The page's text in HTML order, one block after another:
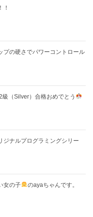
！
プの硬さでパワーコントロール
（Silver）合格おめでとう
ジナルプログラミングシリー
女の子 のayaちゃんです。